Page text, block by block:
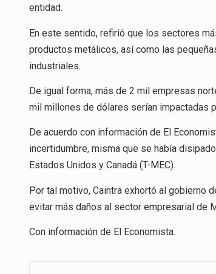
entidad.
En este sentido, refirió que los sectores
productos metálicos, así como las
industriales.
De igual forma, más de 2 mil empresas
mil millones de dólares serían impactadas
De acuerdo con información de El
incertidumbre, misma que se había
Estados Unidos y Canadá (T-MEC).
Por tal motivo, Caintra exhortó al gobierno
evitar más daños al sector empresarial de
Con información de El Economista.